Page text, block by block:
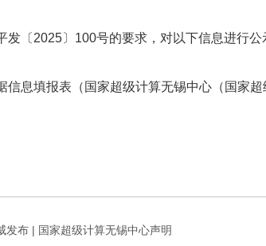
发〔2025〕100号的要求，对以下信息进行
信息填报表（国家超级计算无锡中心（国家
发布 | 国家超级计算无锡中心声明